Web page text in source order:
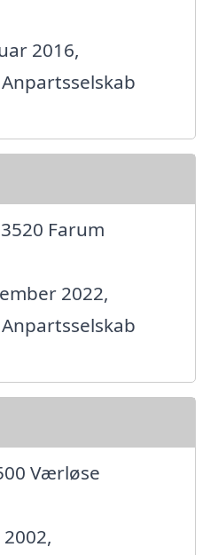
2016,
Farum
2022,
Værløse